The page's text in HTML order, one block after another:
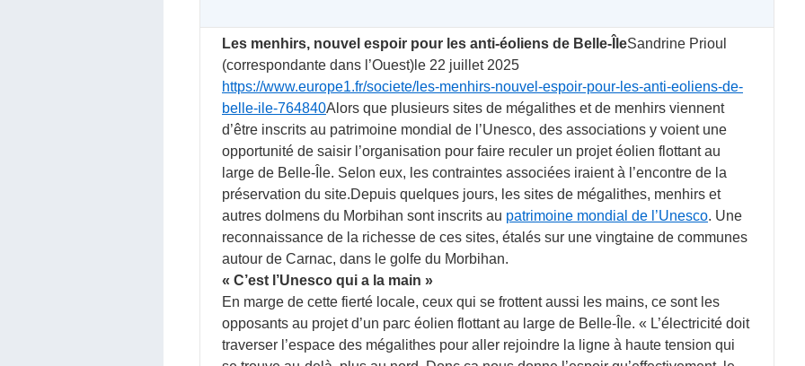
Les menhirs, nouvel espoir pour les anti-éoliens de Belle-ÎleSandrine Prioul
(correspondante dans l’Ouest)le 22 juillet 2025
https://www.europe1.fr/societe/les-menhirs-nouvel-espoir-pour-les-anti-eoliens-de-
belle-ile-764840Alors que plusieurs sites de mégalithes et de menhirs viennent
d’être inscrits au patrimoine mondial de l’Unesco, des associations y voient une
opportunité de saisir l’organisation pour faire reculer un projet éolien flottant au
large de Belle-Île. Selon eux, les contraintes associées iraient à l’encontre de la
préservation du site.Depuis quelques jours, les sites de mégalithes, menhirs et
autres dolmens du Morbihan sont inscrits au patrimoine mondial de l’Unesco. Une
reconnaissance de la richesse de ces sites, étalés sur une vingtaine de communes
autour de Carnac, dans le golfe du Morbihan.
« C’est l’Unesco qui a la main »
En marge de cette fierté locale, ceux qui se frottent aussi les mains, ce sont les
opposants au projet d’un parc éolien flottant au large de Belle-Île. « L’électricité doit
traverser l’espace des mégalithes pour aller rejoindre la ligne à haute tension qui